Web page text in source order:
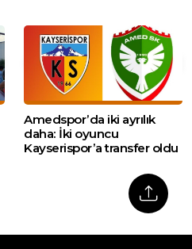
Amedspor’da iki ayrılık
daha: İki oyuncu
Kayserispor’a transfer oldu